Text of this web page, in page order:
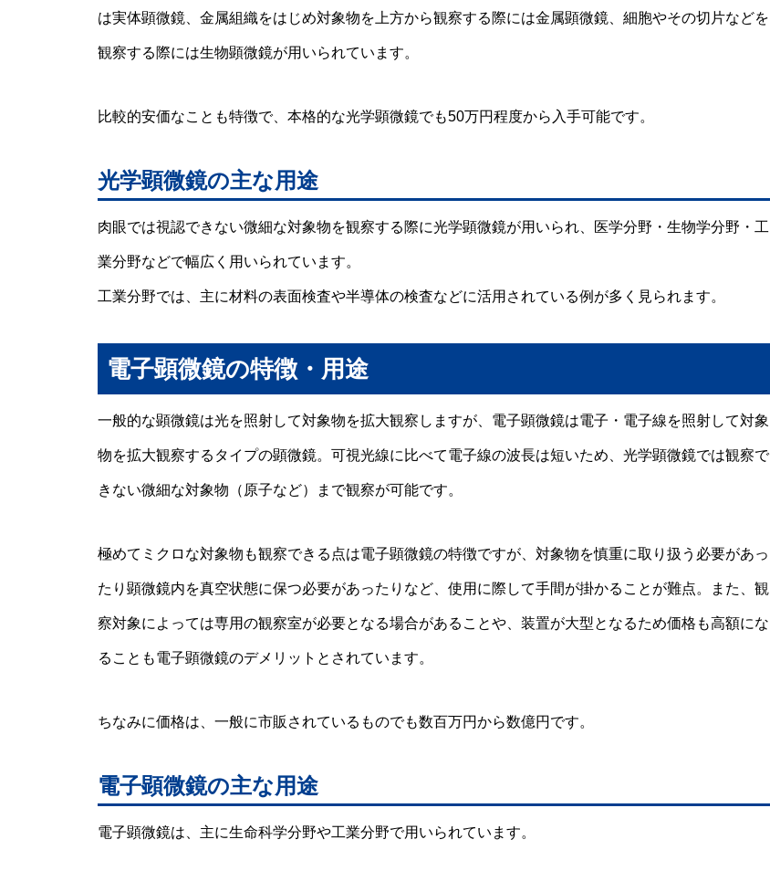
は実体顕微鏡、金属組織をはじめ対象物を上方から観察する際には金属顕微鏡、細胞やその切片などを
観察する際には生物顕微鏡が用いられています。
比較的安価なことも特徴で、本格的な光学顕微鏡でも50万円程度から入手可能です。
光学顕微鏡の主な用途
肉眼では視認できない微細な対象物を観察する際に光学顕微鏡が用いられ、医学分野・生物学分野・工
業分野などで幅広く用いられています。
工業分野では、主に材料の表面検査や半導体の検査などに活用されている例が多く見られます。
電子顕微鏡の特徴・用途
一般的な顕微鏡は光を照射して対象物を拡大観察しますが、電子顕微鏡は電子・電子線を照射して対象
物を拡大観察するタイプの顕微鏡。可視光線に比べて電子線の波長は短いため、光学顕微鏡では観察で
きない微細な対象物（原子など）まで観察が可能です。
極めてミクロな対象物も観察できる点は電子顕微鏡の特徴ですが、対象物を慎重に取り扱う必要があっ
たり顕微鏡内を真空状態に保つ必要があったりなど、使用に際して手間が掛かることが難点。また、観
察対象によっては専用の観察室が必要となる場合があることや、装置が大型となるため価格も高額にな
ることも電子顕微鏡のデメリットとされています。
ちなみに価格は、一般に市販されているものでも数百万円から数億円です。
電子顕微鏡の主な用途
電子顕微鏡は、主に生命科学分野や工業分野で用いられています。